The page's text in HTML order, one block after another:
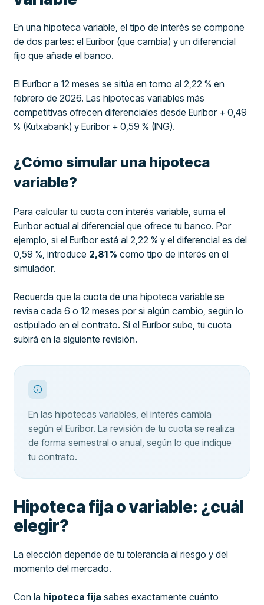
En una hipoteca variable, el tipo de interés se compone
de dos partes: el Euríbor (que cambia) y un diferencial
fijo que añade el banco.
El Euríbor a 12 meses se sitúa en torno al 2,22 % en
febrero de 2026. Las hipotecas variables más
competitivas ofrecen diferenciales desde Euríbor + 0,49
% (Kutxabank) y Euríbor + 0,59 % (ING).
¿Cómo simular una hipoteca
variable?
Para calcular tu cuota con interés variable, suma el
Euríbor actual al diferencial que ofrece tu banco. Por
ejemplo, si el Euríbor está al 2,22 % y el diferencial es del
0,59 %, introduce 2,81 % como tipo de interés en el
simulador.
Recuerda que la cuota de una hipoteca variable se
revisa cada 6 o 12 meses por si algún cambio, según lo
estipulado en el contrato. Si el Euríbor sube, tu cuota
subirá en la siguiente revisión.
En las hipotecas variables, el interés cambia
según el Euríbor. La revisión de tu cuota se realiza
de forma semestral o anual, según lo que indique
tu contrato.
Hipoteca fija o variable: ¿cuál
elegir?
La elección depende de tu tolerancia al riesgo y del
momento del mercado.
Con la hipoteca fija sabes exactamente cuánto